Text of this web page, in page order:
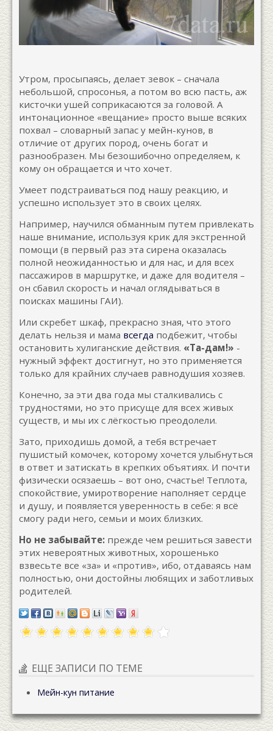
Утром, просыпаясь, делает зевок – сначала
небольшой, спросонья, а потом во всю пасть, аж
кисточки ушей соприкасаются за головой. А
интонационное «вещание» просто выше всяких
похвал – словарный запас у мейн-кунов, в
отличие от других пород, очень богат и
разнообразен. Мы безошибочно определяем, к
кому он обращается и что хочет.
Умеет подстраиваться под нашу реакцию, и
успешно использует это в своих целях.
Например, научился обманным путем привлекать
наше внимание, используя крик для экстренной
помощи (в первый раз эта сирена оказалась
полной неожиданностью и для нас, и для всех
пассажиров в маршрутке, и даже для водителя –
он сбавил скорость и начал оглядываться в
поисках машины ГАИ).
Или скребет шкаф, прекрасно зная, что этого
делать нельзя и мама всегда подбежит, чтобы
остановить хулиганские действия. «Та-дам!» -
нужный эффект достигнут, но это применяется
только для крайних случаев равнодушия хозяев.
Конечно, за эти два года мы сталкивались с
трудностями, но это присуще для всех живых
существ, и мы их с лёгкостью преодолели.
Зато, приходишь домой, а тебя встречает
пушистый комочек, которому хочется улыбнуться
в ответ и затискать в крепких объятиях. И почти
физически осязаешь – вот оно, счастье! Теплота,
спокойствие, умиротворение наполняет сердце
и душу, и появляется уверенность в себе: я всё
смогу ради него, семьи и моих близких.
Но не забывайте: прежде чем решиться завести
этих невероятных животных, хорошенько
взвесьте все «за» и «против», ибо, отдаваясь нам
полностью, они достойны любящих и заботливых
родителей.
ЕЩЕ ЗАПИСИ ПО ТЕМЕ
Мейн-кун питание